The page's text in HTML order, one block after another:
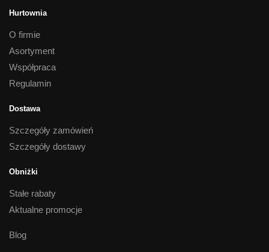
Hurtownia
O firmie
Asortyment
Współpraca
Regulamin
Dostawa
Szczegóły zamówień
Szczegóły dostawy
Obniżki
Stałe rabaty
Aktualne promocje
Blog